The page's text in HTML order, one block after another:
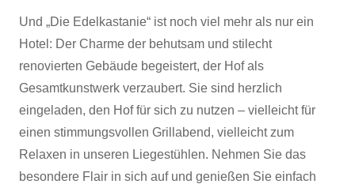
Und „Die Edelkastanie“ ist noch viel mehr als nur ein
Hotel: Der Charme der behutsam und stilecht
renovierten Gebäude begeistert, der Hof als
Gesamtkunstwerk verzaubert. Sie sind herzlich
eingeladen, den Hof für sich zu nutzen – vielleicht für
einen stimmungsvollen Grillabend, vielleicht zum
Relaxen in unseren Liegestühlen. Nehmen Sie das
besondere Flair in sich auf und genießen Sie einfach